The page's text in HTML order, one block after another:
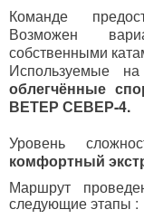
Команде
Возможен
собственными
Используемые
облегчённые
ВЕТЕР СЕВЕР-4.
Уровень
комфортный
Маршрут
следующие этапы :